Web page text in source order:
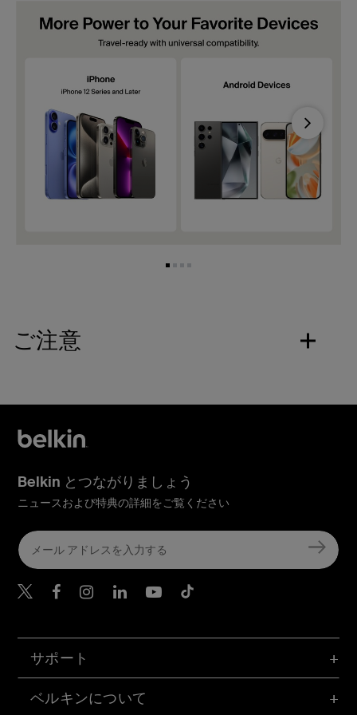
Next
ご注意
サポート
ベルキンについて
Belkin とつながりましょう
ニュースおよび特典の詳細をご覧ください
Belkin Twitter
Belkin Facebook
Belkin Instagram
Belkin LinkedIn
Belkin Youtube
Belkin TikTok